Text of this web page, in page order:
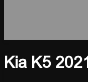
Kia K5 2021